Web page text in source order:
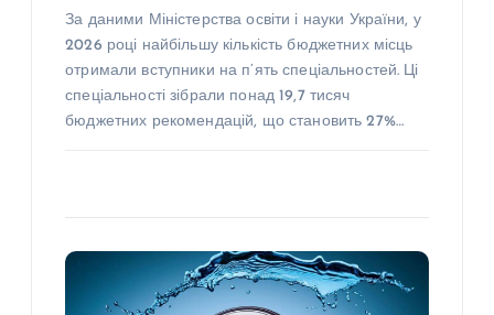
За даними Міністерства освіти і науки України, у
2026 році найбільшу кількість бюджетних місць
отримали вступники на п’ять спеціальностей. Ці
спеціальності зібрали понад 19,7 тисяч
бюджетних рекомендацій, що становить 27%…